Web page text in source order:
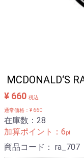
MCDONALD‘S
¥ 660 税込
通常価格：¥ 660
在庫数：28
加算ポイント： 6pt
商品コード： ra_707